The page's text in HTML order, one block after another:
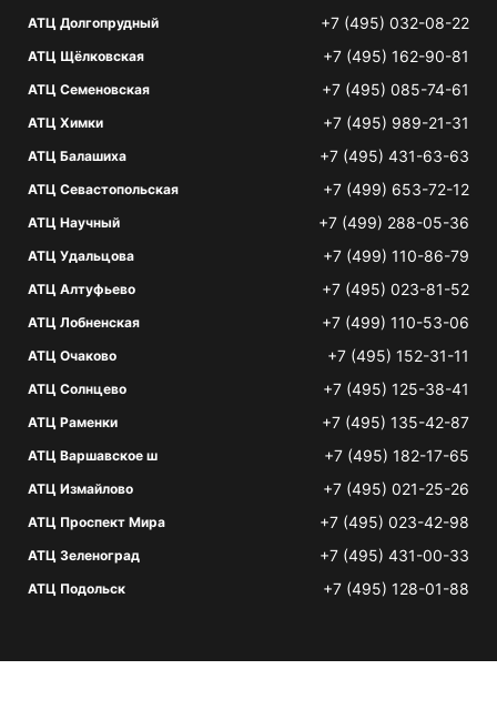
АТЦ Долгопрудный +7 (495) 032-08-22
АТЦ Щёлковская +7 (495) 162-90-81
АТЦ Семеновская +7 (495) 085-74-61
АТЦ Химки +7 (495) 989-21-31
АТЦ Балашиха +7 (495) 431-63-63
АТЦ Севастопольская +7 (499) 653-72-12
АТЦ Научный +7 (499) 288-05-36
АТЦ Удальцова +7 (499) 110-86-79
АТЦ Алтуфьево +7 (495) 023-81-52
АТЦ Лобненская +7 (499) 110-53-06
АТЦ Очаково +7 (495) 152-31-11
АТЦ Солнцево +7 (495) 125-38-41
АТЦ Раменки +7 (495) 135-42-87
АТЦ Варшавское ш +7 (495) 182-17-65
АТЦ Измайлово +7 (495) 021-25-26
АТЦ Проспект Мира +7 (495) 023-42-98
АТЦ Зеленоград +7 (495) 431-00-33
АТЦ Подольск +7 (495) 128-01-88